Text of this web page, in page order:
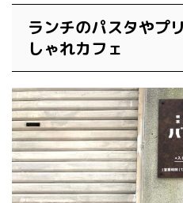
ランチのパスタやプ
しゃれカフェ